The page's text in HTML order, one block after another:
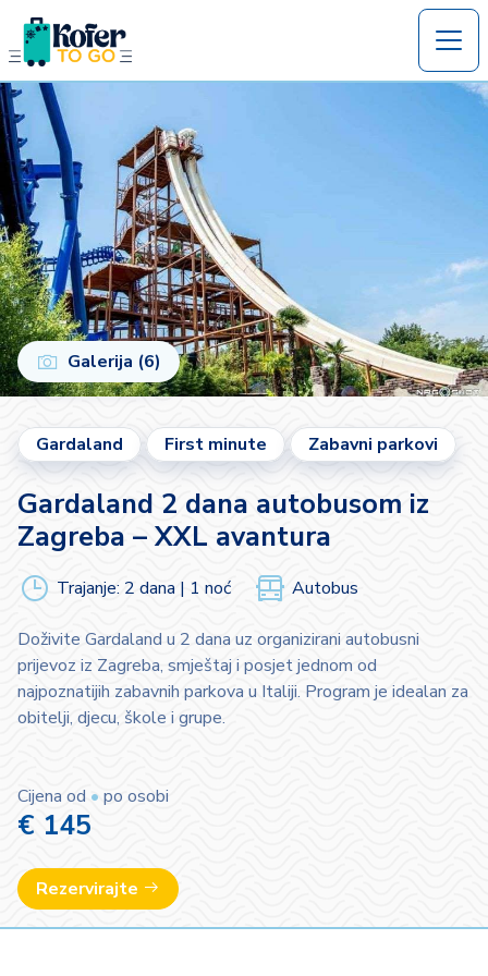
Galerija (6)
Gardaland First minute Zabavni parkovi
Gardaland 2 dana autobusom iz
Zagreba – XXL avantura
Trajanje: 2 dana | 1 noć Autobus
Doživite Gardaland u 2 dana uz organizirani autobusni
prijevoz iz Zagreba, smještaj i posjet jednom od
najpoznatijih zabavnih parkova u Italiji. Program je idealan za
obitelji, djecu, škole i grupe.
Cijena od • po osobi
€ 145
Rezervirajte